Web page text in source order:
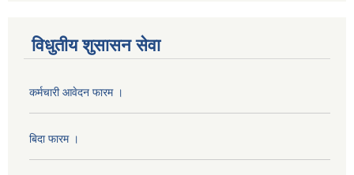
विधुतीय शुसासन सेवा
कर्मचारी आवेदन फारम ।
बिदा फारम ।